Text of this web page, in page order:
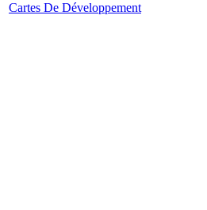
Cartes De Développement